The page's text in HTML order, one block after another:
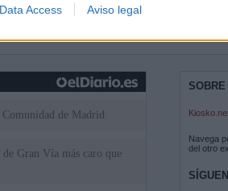
Data Access Aviso legal
de Madrid
Gran Vía más caro que
Navega
del otro